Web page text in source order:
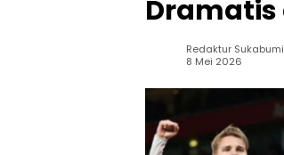
Dramatis
Redaktur
8 Mei 2026